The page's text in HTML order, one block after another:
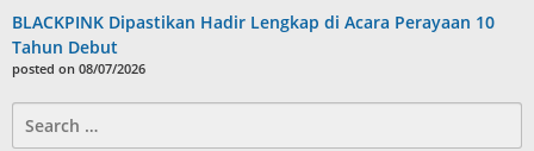
BLACKPINK Dipastikan Hadir Lengkap di Acara Perayaan 10
Tahun Debut
posted on 08/07/2026
for: